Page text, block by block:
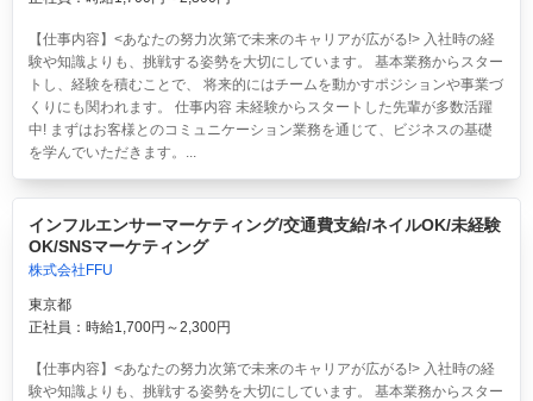
【仕事内容】<あなたの努力次第で未来のキャリアが広がる!> 入社時の経
験や知識よりも、挑戦する姿勢を大切にしています。 基本業務からスター
トし、経験を積むことで、 将来的にはチームを動かすポジションや事業づ
くりにも関われます。 仕事内容 未経験からスタートした先輩が多数活躍
中! まずはお客様とのコミュニケーション業務を通じて、ビジネスの基礎
を学んでいただきます。...
インフルエンサーマーケティング/交通費支給/ネイルOK/未経験
OK/SNSマーケティング
株式会社FFU
東京都
正社員：時給1,700円～2,300円
【仕事内容】<あなたの努力次第で未来のキャリアが広がる!> 入社時の経
験や知識よりも、挑戦する姿勢を大切にしています。 基本業務からスター